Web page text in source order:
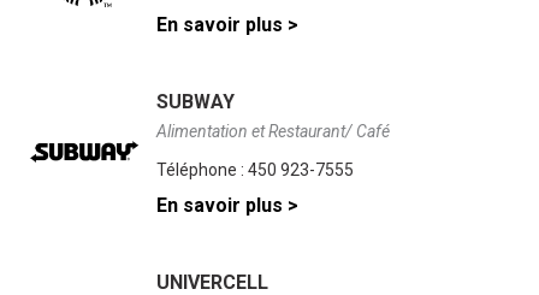
En savoir plus >
SUBWAY
Alimentation et Restaurant/ Café
Téléphone : 450 923-7555
En savoir plus >
UNIVERCELL